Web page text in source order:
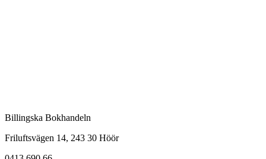
Billingska Bokhandeln
Friluftsvägen 14, 243 30 Höör